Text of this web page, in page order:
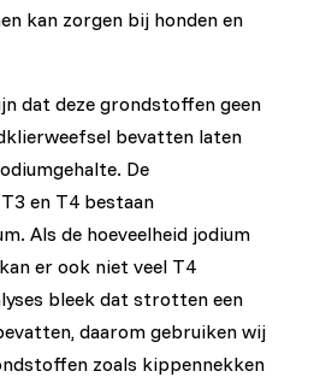
kan zorgen bij honden en
dat deze grondstoffen geen
bevatten laten
De
en T4 bestaan
Als de hoeveelheid jodium
er ook niet veel T4
bleek dat strotten een
daarom gebruiken wij
zoals kippennekken